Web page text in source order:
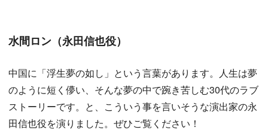
水間ロン（永田信也役）
中国に「浮生夢の如し」という言葉があります。人生は夢
のように短く儚い、そんな夢の中で踠き苦しむ30代のラブ
ストーリーです。と、こういう事を言いそうな演出家の永
田信也役を演りました。ぜひご覧ください！